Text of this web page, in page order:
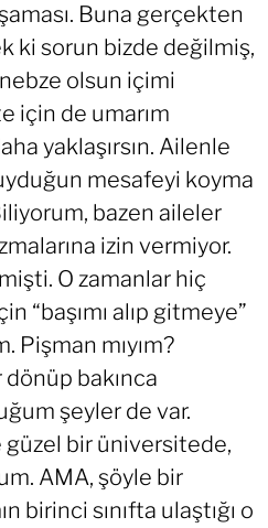
Buna gerçekten
ki sorun bizde değilmiş,
olsun içimi
için de umarım
yaklaşırsın. Ailenle
mesafeyi koyma
bazen aileler
izin vermiyor.
O zamanlar hiç
“başımı alıp gitmeye”
Pişman mıyım?
dönüp bakınca
şeyler de var.
güzel bir üniversitede,
AMA, şöyle bir
birinci sınıfta ulaştığı o